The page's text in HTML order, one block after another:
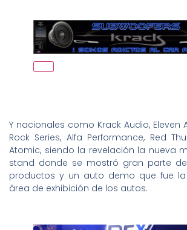
Y nacionales como Krack Audio, Eleven
Rock Series, Alfa Performance, Red
Atomic, siendo la revelación la nueva
stand donde se mostró gran parte
productos y un auto demo que fue
área de exhibición de los autos.